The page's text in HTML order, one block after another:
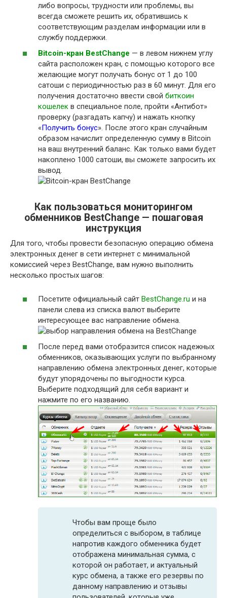
либо вопросы, трудности или проблемы, вы
всегда сможете решить их, обратившись к
соответствующим разделам информации или в
службу поддержки.
Bitcoin-кран BestChange — в левом нижнем углу
сайта расположен кран, с помощью которого все
желающие могут получать бонус от 1 до 100
сатоши с периодичностью раз в 60 минут. Для его
получения достаточно ввести свой биткоин
кошелек в специальное поле, пройти «Антибот»
проверку (разгадать капчу) и нажать кнопку
« Получить бонус». После этого кран случайным
образом начислит определенную сумму в Bitcoin
на ваш внутренний баланс. Как только вами будет
накоплено 1000 сатоши, вы сможете запросить их
вывод.
Как пользоваться мониторингом
обменников BestChange — пошаговая
инструкция
Для того, чтобы провести безопасную операцию обмена
электронных денег в сети интернет с минимальной
комиссией через BestChange, вам нужно выполнить
несколько простых шагов:
Посетите официальный сайт BestChange.ru и на
панели слева из списка валют выберите
интересующее вас направление обмена.
После перед вами отобразится список надежных
обменников, оказывающих услуги по выбранному
направлению обмена электронных денег, которые
будут упорядочены по выгодности курса.
Выберите подходящий для себя вариант и
нажмите по его названию.
Чтобы вам проще было
определиться с выбором, в таблице
напротив каждого обменника будет
отображена минимальная сумма, с
которой он работает, и актуальный
курс обмена, а также его резервы по
данному направлению и отзывы